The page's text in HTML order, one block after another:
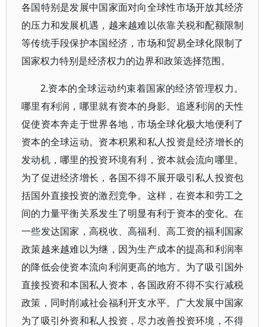
各国特别是发展中国家面对向全球性市场开放其经济
的压力和发展机遇，越来越难以依靠关税和配额限制
等传统手段保护本国经济，市场和贸易全球化限制了
国家权力特别是经济权力的边界和政策选择范围。
2.资本的全球运动约束着国家的经济管理权力。
哪里有利润，哪里就有资本的身影。追逐利润的天性
促使资本奔走于世界各地，市场全球化极大地便利了
资本的全球运动。资本积累和私人投资是经济增长的
发动机，哪里的投资环境有利，资本就会流向哪里。
为了促进经济增长，各国不得不展开吸引私人投资包
括国外直接投资的激烈竞争。这样，在资本和劳工之
间的力量平衡关系发生了明显有利于资本的变化。在
一些发达国家，高税收、高福利、高工资的福利国家
政策越来越难以为继，因为生产成本的提高和利润率
的降低会使资本流向利润更高的地方。为了吸引国外
直接投资和本国私人资本，各国政府不得不实行减税
政策，同时削减社会福利开支水平。广大发展中国家
为了吸引外资和私人投资，尽力改善投资环境，不得